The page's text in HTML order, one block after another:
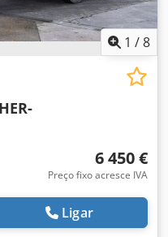
1 /8
6 450 €
Preço fixo acresce IVA
Ligar